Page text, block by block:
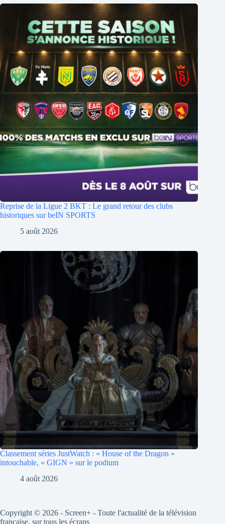
Reprise de la Ligue 2 BKT : Le grand retour des clubs
historiques sur beIN SPORTS
5 août 2026
Classement séries JustWatch : « House of the Dragon »
intouchable, « GIGN » sur le podium
4 août 2026
Copyright © 2026 - Screen+ - Toute l'actualité de la télévision
française, sur tous les écrans